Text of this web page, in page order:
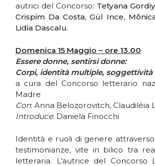
autrici del Concorso: Tetyana
Crispim Da Costa,Gül Ince,
Lidia Dascalu.
Domenica 15 Maggio – ore 13.00
Essere donne, sentirsi donne:
Corpi, identità multiple, soggettività
a cura del Concorso letterario
Madre
Con: Anna Belozorovitch, Claudiléia
Introduce: Daniela Finocchi
Identità e ruoli di genere
testimonianze, vite in bilico tra
letteraria. L’autrice del Concorso